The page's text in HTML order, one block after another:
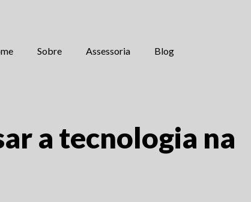
Sobre Assessoria Blog
a tecnologia na